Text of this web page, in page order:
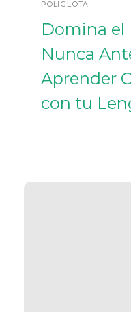
POLIGLOTA
Domina el
Nunca
Aprender
con tu